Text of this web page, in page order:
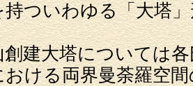
持ついわゆる「大塔
創建大塔については
おける両界曼荼羅空